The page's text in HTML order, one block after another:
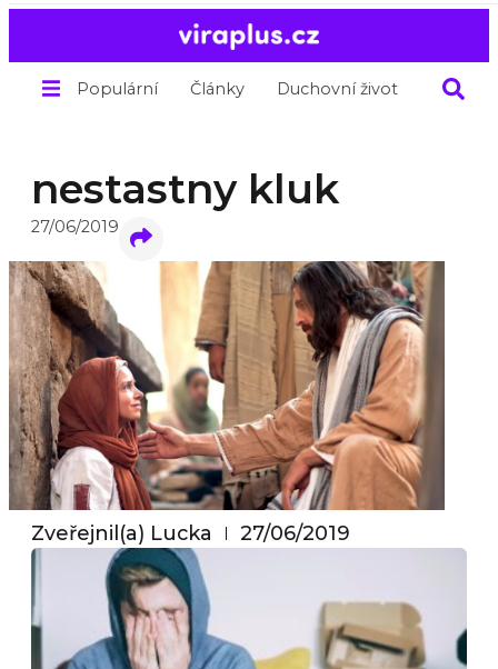
Populární Články Duchovní život O nás
nestastny kluk
27/06/2019
Zveřejnil(a) Lucka 27/06/2019